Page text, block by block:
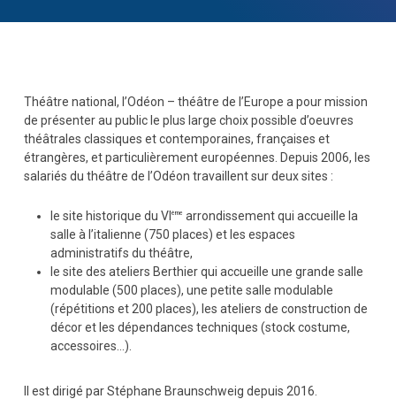
Théâtre national, l’Odéon – théâtre de l’Europe a pour mission
de présenter au public le plus large choix possible d’oeuvres
théâtrales classiques et contemporaines, françaises et
étrangères, et particulièrement européennes. Depuis 2006, les
salariés du théâtre de l’Odéon travaillent sur deux sites :
le site historique du VI ème arrondissement qui accueille la
salle à l’italienne (750 places) et les espaces
administratifs du théâtre,
le site des ateliers Berthier qui accueille une grande salle
modulable (500 places), une petite salle modulable
(répétitions et 200 places), les ateliers de construction de
décor et les dépendances techniques (stock costume,
accessoires…).
Il est dirigé par Stéphane Braunschweig depuis 2016.